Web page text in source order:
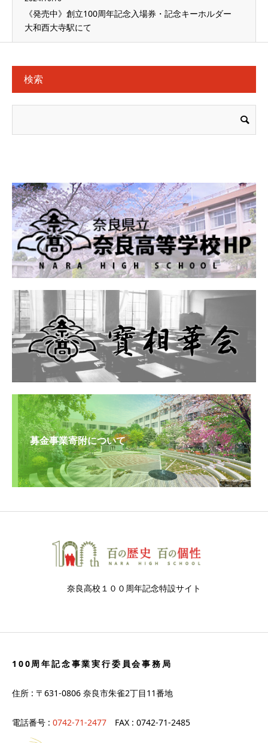
《発売中》創立100周年記念入場券・記念キーホルダー
大和西大寺駅にて
検索
募金事業寄附について
奈良高校１００周年記念特設サイト
100周年記念事業実行委員会事務局
住所 : 〒631-0806 奈良市朱雀2丁目11番地
電話番号 : 0742-71-2477 FAX : 0742-71-2485